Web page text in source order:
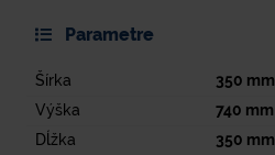
Parametre
Šírka 350 mm
Výška
740 mm
Dĺžka
350 mm